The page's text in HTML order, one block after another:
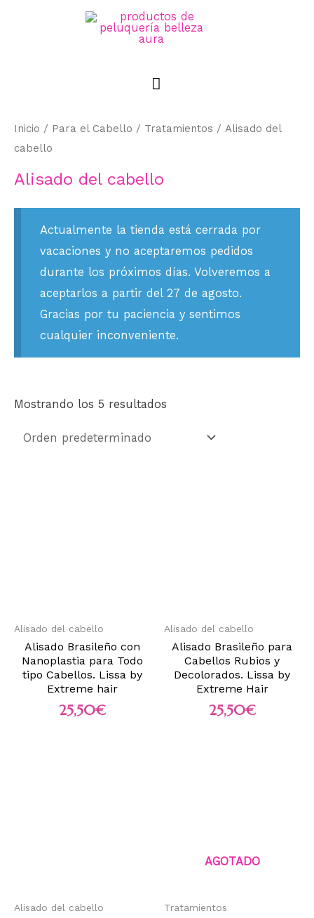
Inicio / Para el Cabello / Tratamientos / Alisado del
cabello
Alisado del cabello
Actualmente la tienda está cerrada por
vacaciones y no aceptaremos pedidos
durante los próximos días. Volveremos a
aceptarlos a partir del 27 de agosto.
Gracias por tu paciencia y sentimos
cualquier inconveniente.
Mostrando los 5 resultados
Alisado del cabello
Alisado Brasileño con
Nanoplastia para Todo
tipo Cabellos. Lissa by
Extreme hair
25,50€
Alisado del cabello
Alisado Brasileño para
Cabellos Rubios y
Decolorados. Lissa by
Extreme Hair
25,50€
Alisado del cabello
AGOTADO
Tratamientos